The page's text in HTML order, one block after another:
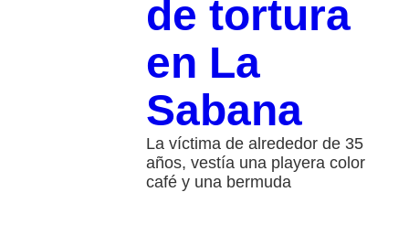
de tortura
en La
Sabana
La víctima de alrededor de 35
años, vestía una playera color
café y una bermuda